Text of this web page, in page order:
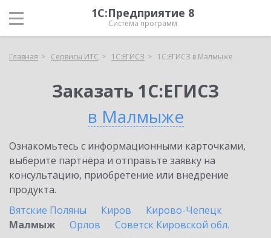
1С:Предприятие 8
Система программ
Главная Сервисы ИТС 1С:ЕГИСЗ 1С:ЕГИСЗ в Малмыже
Заказать 1С:ЕГИСЗ
в Малмыже
Ознакомьтесь с информационными карточками,
выберите партнёра и отправьте заявку на
консультацию, приобретение или внедрение
продукта.
Вятские Поляны
Киров
Кирово-Чепецк
Малмыж
Орлов
Советск Кировской обл.